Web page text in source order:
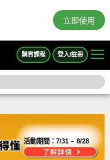
立即使用
購買課程 登入/註冊
活動期間：7/31 ~ 8/28